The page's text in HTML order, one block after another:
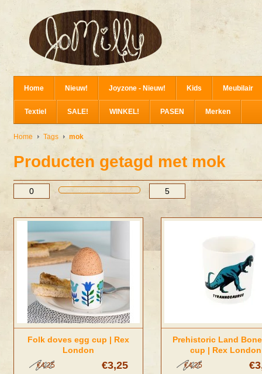
Home Nieuw! Joyzone - Nieuw! Kids Meubilair
Textiel SALE! WINKEL! PASEN Merken
Home Tags mok
Producten getagd met mok
Folk doves egg cup | Rex
London
€3,25
€4,25
Prehistoric Land
cup | Rex London
€4,25